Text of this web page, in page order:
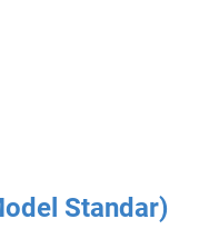
Standar)